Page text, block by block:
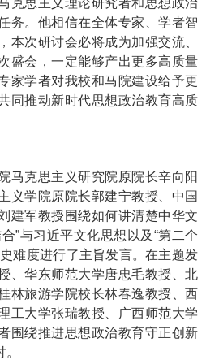
克思主义理论研究者和思想政治
务。他相信在全体专家、学者智
本次研讨会必将成为加强交流、
盛会，一定能够产出更多高质量
家学者对我校和马院建设给予更
同推动新时代思想政治教育高质
马克思主义研究院原院长辛向阳
义学院原院长郭建宁教授、中国
建军教授围绕如何讲清楚中华文
”与习近平文化思想以及“第二个
难度进行了主旨发言。在主题发
、华东师范大学唐忠毛教授、北
林旅游学院校长林春逸教授、西
工大学张瑞教授、广西师范大学
围绕推进思想政治教育守正创新